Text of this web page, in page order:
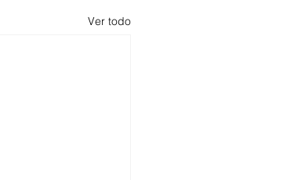
Ver todo